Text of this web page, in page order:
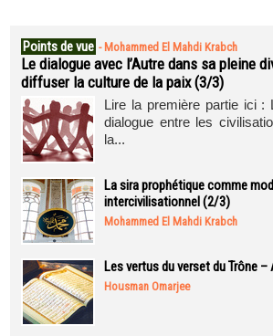
Points de vue - Mohammed El Mahdi Krabch
Le dialogue avec l’Autre dans sa pleine
diffuser la culture de la paix (3/3)
Lire la première partie ici :
dialogue entre les
la...
La sira prophétique comme
intercivilisationnel (2/3)
Mohammed El Mahdi Krabch
Les vertus du verset du Trône –
Housman Omarjee